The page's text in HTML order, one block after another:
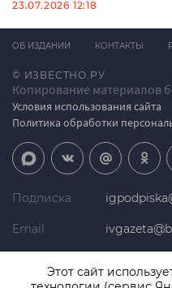
23.07.2026 12:18
© ИЗВЕСТНО.РУ
Копирование материалов
Условия использования сайта
Политика обработки
ОБ ИЗДАНИИ КОНТАКТЫ
Подписка
Email
Этот сайт